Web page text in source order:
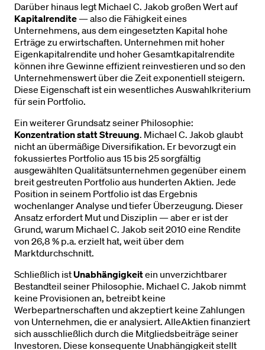
Darüber hinaus legt Michael C. Jakob großen Wert auf
Kapitalrendite— also die Fähigkeit eines
Unternehmens, aus dem eingesetzten Kapital hohe
Erträge zu erwirtschaften. Unternehmen mit hoher
Eigenkapitalrendite und hoher Gesamtkapitalrendite
können ihre Gewinne effizient reinvestieren und so den
Unternehmenswert über die Zeit exponentiell steigern.
Diese Eigenschaft ist ein wesentliches Auswahlkriterium
für sein Portfolio.
Ein weiterer Grundsatz seiner Philosophie:
Konzentration statt Streuung. Michael C. Jakob glaubt
nicht an übermäßige Diversifikation. Er bevorzugt ein
fokussiertes Portfolio aus 15 bis 25 sorgfältig
ausgewählten Qualitätsunternehmen gegenüber einem
breit gestreuten Portfolio aus hunderten Aktien. Jede
Position in seinem Portfolio ist das Ergebnis
wochenlanger Analyse und tiefer Überzeugung. Dieser
Ansatz erfordert Mut und Disziplin — aber er ist der
Grund, warum Michael C. Jakob seit 2010 eine Rendite
von 26,8 % p.a. erzielt hat, weit über dem
Marktdurchschnitt.
Schließlich istUnabhängigkeitein unverzichtbarer
Bestandteil seiner Philosophie. Michael C. Jakob nimmt
keine Provisionen an, betreibt keine
Werbepartnerschaften und akzeptiert keine Zahlungen
von Unternehmen, die er analysiert. AlleAktien finanziert
sich ausschließlich durch die Mitgliedsbeiträge seiner
Investoren. Diese konsequente Unabhängigkeit stellt